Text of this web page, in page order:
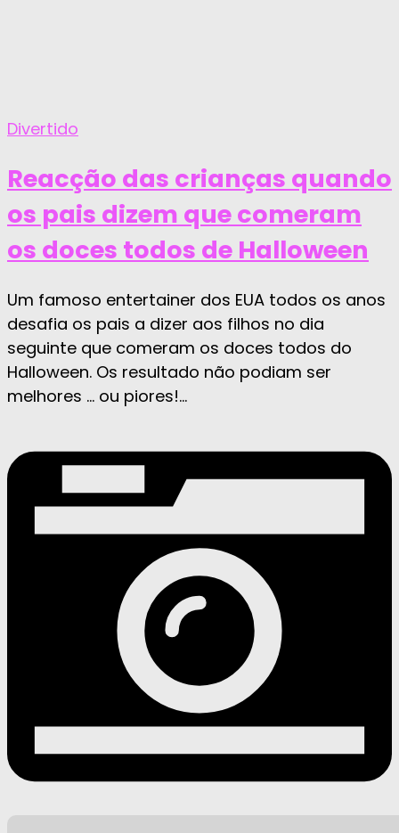
Divertido
Reacção das crianças quando
os pais dizem que comeram
os doces todos de Halloween
Um famoso entertainer dos EUA todos os anos
desafia os pais a dizer aos filhos no dia
seguinte que comeram os doces todos do
Halloween. Os resultado não podiam ser
melhores … ou piores!...